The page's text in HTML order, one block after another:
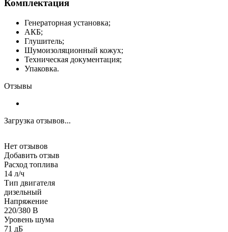
Комплектация
Генераторная установка;
АКБ;
Глушитель;
Шумоизоляционный кожух;
Техническая документация;
Упаковка.
Отзывы
Загрузка отзывов...
Нет отзывов
Добавить отзыв
Расход топлива
14 л/ч
Тип двигателя
дизельный
Напряжение
220/380 В
Уровень шума
71 дБ